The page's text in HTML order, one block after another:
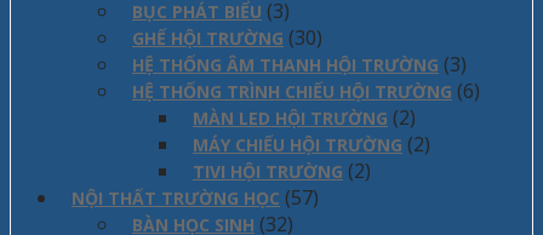
BỤC PHÁT BIỂU (3)
GHẾ HỘI TRƯỜNG (30)
HỆ THỐNG ÂM THANH HỘI TRƯỜNG (3)
HỆ THỐNG TRÌNH CHIẾU HỘI TRƯỜNG (6)
MÀN LED HỘI TRƯỜNG (2)
MÁY CHIẾU HỘI TRƯỜNG (2)
TIVI HỘI TRƯỜNG (2)
NỘI THẤT TRƯỜNG HỌC (57)
BÀN HỌC SINH (32)